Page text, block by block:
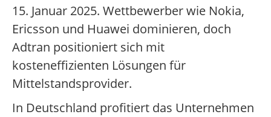
15. Januar 2025. Wettbewerber wie Nokia,
Ericsson und Huawei dominieren, doch
Adtran positioniert sich mit
kosteneffizienten Lösungen für
Mittelstandsprovider.
In Deutschland profitiert das Unternehmen